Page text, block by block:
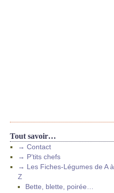
Tout savoir…
→ Contact
→ P’tits chefs
→ Les Fiches-Légumes de A à
Z
Bette, blette, poirée…